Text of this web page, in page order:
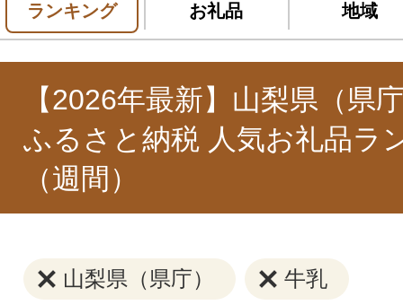
ランキング お礼品 地域
【2026年最新】山梨県（県
ふるさと納税 人気お礼品ラ
（週間）
山梨県（県庁） 牛乳